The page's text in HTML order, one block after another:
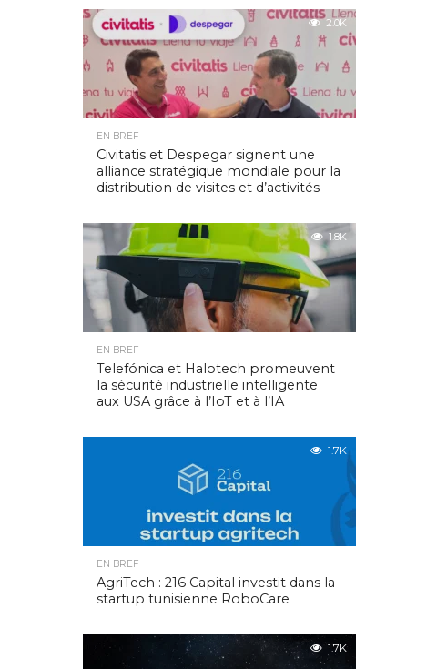
2.0K
EN BREF
Civitatis et Despegar signent une
alliance stratégique mondiale pour la
distribution de visites et d’activités
1.8K
EN BREF
Telefónica et Halotech promeuvent
la sécurité industrielle intelligente
aux USA grâce à l’IoT et à l’IA
1.7K
EN BREF
AgriTech : 216 Capital investit dans la
startup tunisienne RoboCare
1.7K